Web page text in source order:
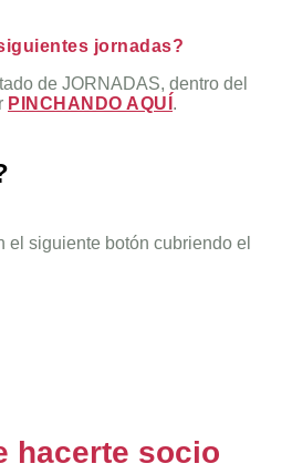
jornadas?
de JORNADAS, dentro del
PINCHANDO AQUÍ .
el siguiente botón cubriendo el
hacerte socio